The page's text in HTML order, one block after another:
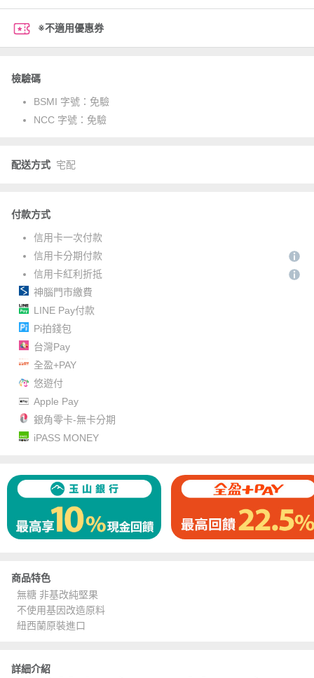
※不適用優惠券
檢驗碼
BSMI 字號： 免驗
NCC 字號： 免驗
配送方式 宅配
付款方式
信用卡一次付款
信用卡分期付款
信用卡紅利折抵
神腦門市繳費
LINE Pay付款
Pi拍錢包
台灣Pay
全盈+PAY
悠遊付
Apple Pay
銀角零卡-無卡分期
iPASS MONEY
商品特色
無糖 非基改純堅果
不使用基因改造原料
紐西蘭原裝進口
詳細介紹